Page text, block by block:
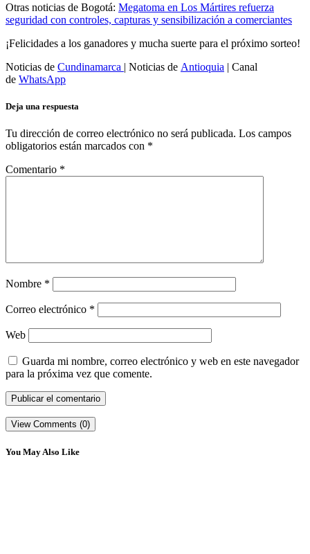
Otras noticias de Bogotá: Megatoma en Los Mártires refuerza
seguridad con controles, capturas y sensibilización a comerciantes
¡Felicidades a los ganadores y mucha suerte para el próximo sorteo!
Noticias de Cundinamarca | Noticias de Antioquia | Canal
de WhatsApp
Deja una respuesta
Tu dirección de correo electrónico no será publicada. Los campos
obligatorios están marcados con *
Comentario *
Nombre *
Correo electrónico *
Web
Guarda mi nombre, correo electrónico y web en este navegador
para la próxima vez que comente.
View Comments (0)
You May Also Like